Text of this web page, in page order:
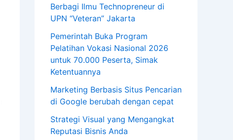
Berbagi Ilmu Technopreneur di
UPN “Veteran” Jakarta
Pemerintah Buka Program
Pelatihan Vokasi Nasional 2026
untuk 70.000 Peserta, Simak
Ketentuannya
Marketing Berbasis Situs Pencarian
di Google berubah dengan cepat
Strategi Visual yang Mengangkat
Reputasi Bisnis Anda